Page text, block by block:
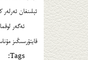
ئېلىنغان
قايتۇرسىڭىز
Tags: